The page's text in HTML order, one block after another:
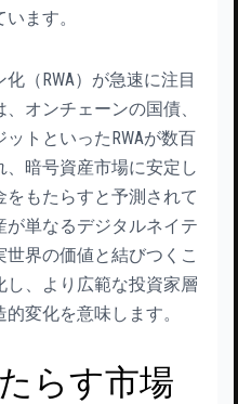
ます。
（RWA）が急速に注目
オンチェーンの国債、
トといったRWAが数百
暗号資産市場に安定し
もたらすと予測されて
が単なるデジタルネイテ
界の価値と結びつくこ
し、より広範な投資家層
変化を意味します。
らす市場